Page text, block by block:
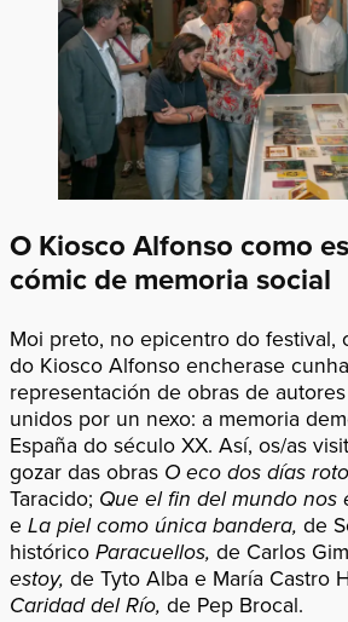
O Kiosco Alfonso como
cómic de memoria social
Moi preto, no epicentro do festival,
do Kiosco Alfonso encherase
representación de obras de
unidos por un nexo: a memoria
España do século XX. Así, os/as
gozar das obras O eco dos días
Taracido; Que el fin del mundo
e La piel como única bandera, de
históricoParacuellos, de Carlos
estoy, de Tyto Alba e María Castro
Caridad del Río, de Pep Brocal.